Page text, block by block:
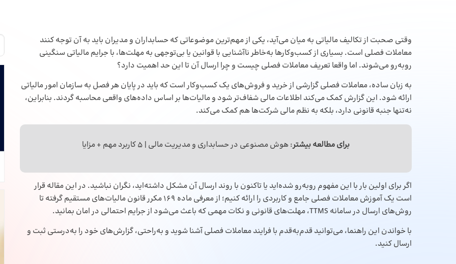
وقتی صحبت از تکالیف مالیاتی به میان می‌آید، یکی از مهم‌ترین موضوعاتی که حسابداران و مدیران باید به آن توجه کنند
معاملات فصلی است. بسیاری از کسب‌وکارها به‌خاطر ناآشنایی با قوانین یا بی‌توجهی به مهلت‌ها، با جرایم مالیاتی سنگینی
روبه‌رو می‌شوند. اما واقعا تعریف معاملات فصلی چیست و چرا ارسال آن تا این حد اهمیت دارد؟
به زبان ساده، معاملات فصلی گزارشی از خرید و فروش‌های یک کسب‌وکار است که باید در پایان هر فصل به سازمان امور مالیاتی
ارائه شود. این گزارش کمک می‌کند اطلاعات مالی شفاف‌تر شود و مالیات‌ها بر اساس داده‌های واقعی محاسبه گردند. بنابراین،
نه‌تنها جنبه قانونی دارد، بلکه به نظم مالی شرکت‌ها هم کمک می‌کند.
برای مطالعه بیشتر: هوش مصنوعی در حسابداری و مدیریت مالی | 5 کاربرد مهم + مزایا
اگر برای اولین بار با این مفهوم روبه‌رو شده‌اید یا تاکنون با روند ارسال آن مشکل داشته‌اید، نگران نباشید. در این مقاله قرار
است یک آموزش معاملات فصلی جامع و کاربردی را ارائه کنیم؛ از معرفی ماده ۱۶۹ مکرر قانون مالیات‌های مستقیم گرفته تا
روش‌های ارسال در سامانه TTMS، مهلت‌های قانونی و نکات مهمی که باعث می‌شود از جرایم احتمالی در امان بمانید.
با خواندن این راهنما، می‌توانید قدم‌به‌قدم با فرایند معاملات فصلی آشنا شوید و به‌راحتی، گزارش‌های خود را به‌درستی ثبت و
ارسال کنید.